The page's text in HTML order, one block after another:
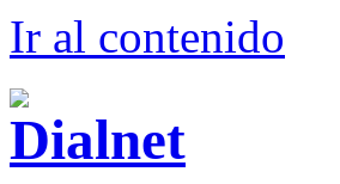
Ir al contenido